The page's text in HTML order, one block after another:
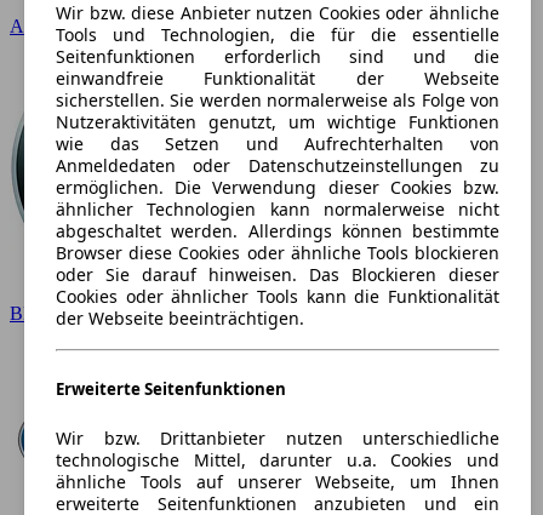
Audi
BMW
Wir bzw. diese Anbieter nutzen Cookies oder ähnliche
Tools und Technologien, die für die essentielle
Seitenfunktionen erforderlich sind und die
einwandfreie Funktionalität der Webseite
sicherstellen. Sie werden normalerweise als Folge von
Nutzeraktivitäten genutzt, um wichtige Funktionen
wie das Setzen und Aufrechterhalten von
Anmeldedaten oder Datenschutzeinstellungen zu
ermöglichen. Die Verwendung dieser Cookies bzw.
ähnlicher Technologien kann normalerweise nicht
abgeschaltet werden. Allerdings können bestimmte
Browser diese Cookies oder ähnliche Tools blockieren
oder Sie darauf hinweisen. Das Blockieren dieser
Cookies oder ähnlicher Tools kann die Funktionalität
der Webseite beeinträchtigen.
Erweiterte Seitenfunktionen
Wir bzw. Drittanbieter nutzen unterschiedliche
technologische Mittel, darunter u.a. Cookies und
ähnliche Tools auf unserer Webseite, um Ihnen
erweiterte Seitenfunktionen anzubieten und ein